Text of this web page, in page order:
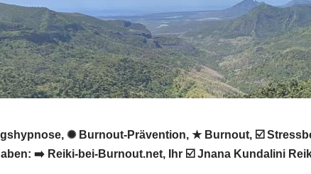
✺ Burnout-Prävention, ★ Burnout, ☑️
➡️ Reiki-bei-Burnout.net, Ihr ☑️ Jnana Kundalini